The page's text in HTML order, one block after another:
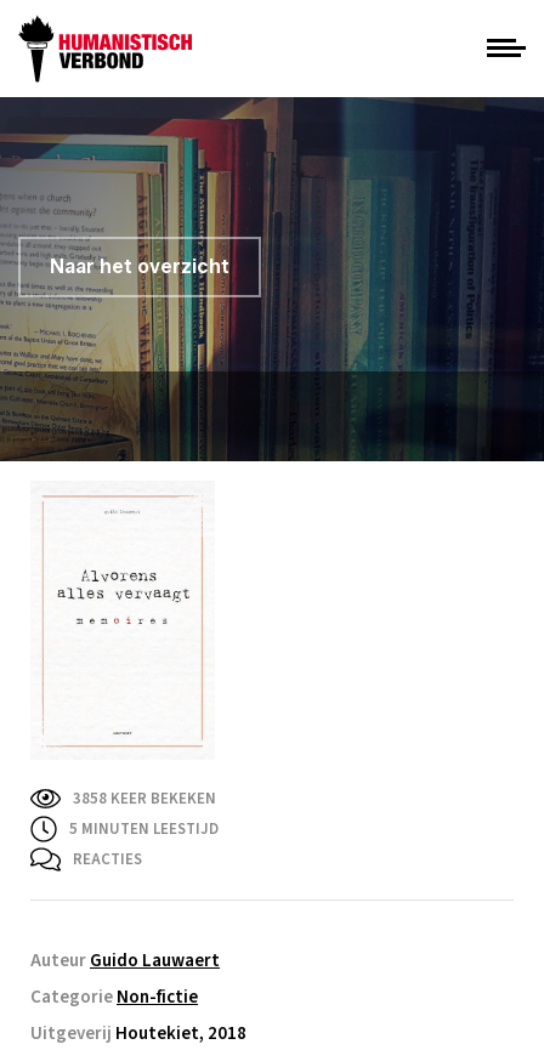
Naar het overzicht
3858 KEER BEKEKEN
5 MINUTEN LEESTIJD
REACTIES
AuteurGuido Lauwaert
CategorieNon-fictie
Uitgeverij Houtekiet, 2018